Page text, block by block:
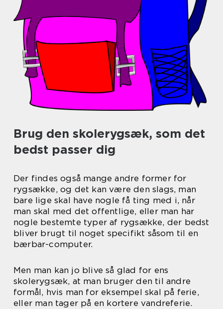
Brug den skolerygsæk, som det
bedst passer dig
Der findes også mange andre former for
rygsække, og det kan være den slags, man
bare lige skal have nogle få ting med i, når
man skal med det offentlige, eller man har
nogle bestemte typer af rygsække, der bedst
bliver brugt til noget specifikt såsom til en
bærbar-computer.
Men man kan jo blive så glad for ens
skolerygsæk, at man bruger den til andre
formål, hvis man for eksempel skal på ferie,
eller man tager på en kortere vandreferie.